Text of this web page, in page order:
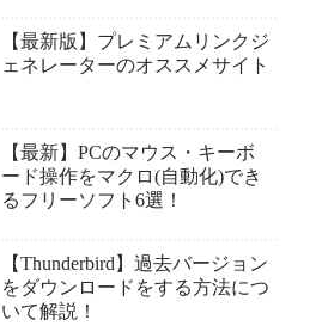
【最新版】プレミアムリンクジ
ェネレーターのオススメサイト
【最新】PCのマウス・キーボ
ード操作をマクロ(自動化)でき
るフリーソフト6選！
【Thunderbird】過去バージョン
をダウンロードをする方法につ
いて解説！